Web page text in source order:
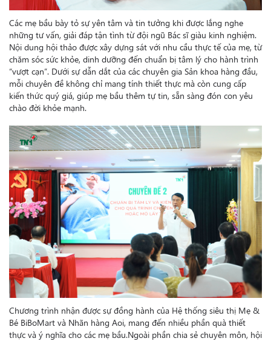
Các mẹ bầu bày tỏ sự yên tâm và tin tưởng khi được lắng nghe
những tư vấn, giải đáp tận tình từ đội ngũ Bác sĩ giàu kinh nghiệm.
Nội dung hội thảo được xây dựng sát với nhu cầu thực tế của mẹ, từ
chăm sóc sức khỏe, dinh dưỡng đến chuẩn bị tâm lý cho hành trình
“vượt cạn”. Dưới sự dẫn dắt của các chuyên gia Sản khoa hàng đầu,
mỗi chuyên đề không chỉ mang tính thiết thực mà còn cung cấp
kiến thức quý giá, giúp mẹ bầu thêm tự tin, sẵn sàng đón con yêu
chào đời khỏe mạnh.
Chương trình nhận được sự đồng hành của Hệ thống siêu thị Mẹ &
Bé BiBoMart và Nhãn hàng Aoi, mang đến nhiều phần quà thiết
thực và ý nghĩa cho các mẹ bầu.Ngoài phần chia sẻ chuyên môn, hội